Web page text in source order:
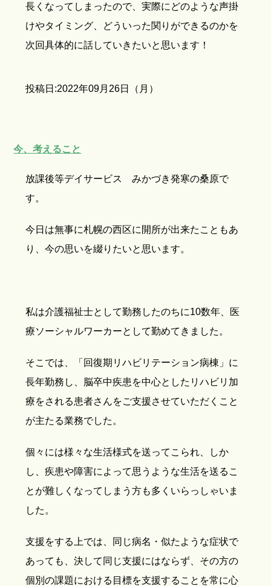
長くなってしまったので、実際にどのような声掛
けやタイミング、どういった関りができるのかを
次回具体的に話していきたいと思います！
投稿日:2022年09月26日（月）
今、考えること
放課後等デイサービス みかづき発寒の桑原で
す。
今日は無事に札幌の西区に開所が出来たこともあ
り、今の思いを綴りたいと思います。
私は介護福祉士として勤務したのちに10数年、医
療ソーシャルワーカーとして勤めてきました。
そこでは、「回復期リハビリテーション病棟」に
長年勤務し、脳卒中疾患を中心としたリハビリ加
療をされる患者さんをご支援させていただくこと
が主たる業務でした。
個々には様々な生活様式を送ってこられ、しか
し、疾患や障害によって思うような生活を送るこ
とが難しくなってしまう方も多くいらっしゃいま
した。
支援をする上では、同じ病名・似たような症状で
あっても、決して同じ支援にはならず、その方の
個別の課題における目標を支援することを常に心